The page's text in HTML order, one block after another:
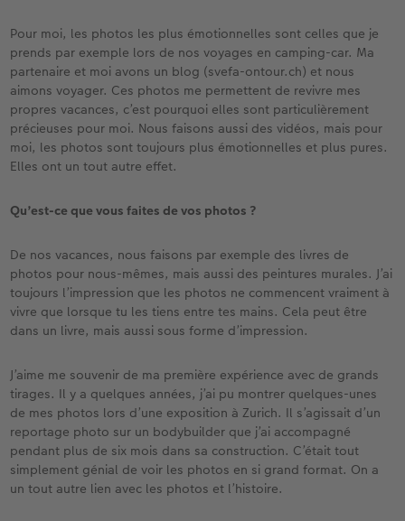
Pour moi, les photos les plus émotionnelles sont celles que je
prends par exemple lors de nos voyages en camping-car. Ma
partenaire et moi avons un blog (svefa-ontour.ch) et nous
aimons voyager. Ces photos me permettent de revivre mes
propres vacances, c’est pourquoi elles sont particulièrement
précieuses pour moi. Nous faisons aussi des vidéos, mais pour
moi, les photos sont toujours plus émotionnelles et plus pures.
Elles ont un tout autre effet.
Qu’est-ce que vous faites de vos photos ?
De nos vacances, nous faisons par exemple des livres de
photos pour nous-mêmes, mais aussi des peintures murales. J’ai
toujours l’impression que les photos ne commencent vraiment à
vivre que lorsque tu les tiens entre tes mains. Cela peut être
dans un livre, mais aussi sous forme d’impression.
J’aime me souvenir de ma première expérience avec de grands
tirages. Il y a quelques années, j’ai pu montrer quelques-unes
de mes photos lors d’une exposition à Zurich. Il s’agissait d’un
reportage photo sur un bodybuilder que j’ai accompagné
pendant plus de six mois dans sa construction. C’était tout
simplement génial de voir les photos en si grand format. On a
un tout autre lien avec les photos et l’histoire.